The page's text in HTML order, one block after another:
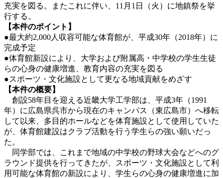
充実を図る。またこれに伴い、11月1日（火）に地鎮祭を挙
行する。
【本件のポイント】
●最大約2,000人収容可能な体育館が、平成30年（2018年）に
完成予定
●体育館新設により、大学および附属高・中学校の学生生徒
らの心身の健康増進、教育内容の充実を図る
●スポーツ・文化施設として更なる地域貢献をめざす
【本件の概要】
創設58年目を迎える近畿大学工学部は、平成3年（1991
年）に広島県呉市から現在のキャンパス（東広島市）へ移転
して以来、多目的ホールなどを体育施設として使用していた
が、体育館建設はクラブ活動を行う学生らの強い願いだっ
た。
同学部では、これまで地域の中学校の野球大会などへのグ
ラウンド提供を行ってきたが、スポーツ・文化施設として利
用可能な体育館の新設により、学生らの心身の健康増進に加